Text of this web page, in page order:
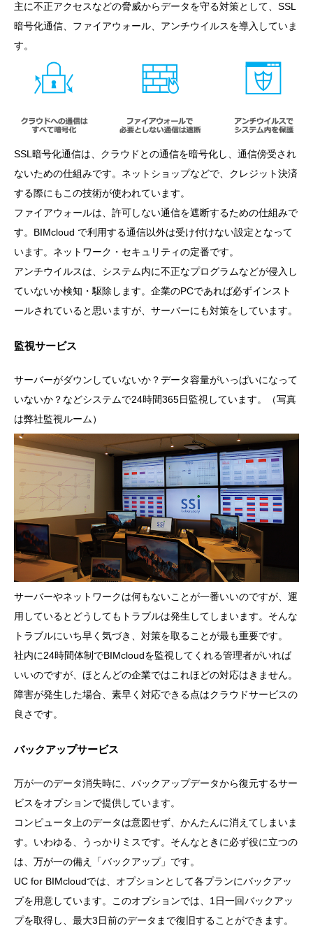
主に不正アクセスなどの脅威からデータを守る対策として、SSL
暗号化通信、ファイアウォール、アンチウイルスを導入していま
す。
SSL暗号化通信は、クラウドとの通信を暗号化し、通信傍受され
ないための仕組みです。ネットショップなどで、クレジット決済
する際にもこの技術が使われています。
ファイアウォールは、許可しない通信を遮断するための仕組みで
す。BIMcloud で利用する通信以外は受け付けない設定となって
います。ネットワーク・セキュリティの定番です。
アンチウイルスは、システム内に不正なプログラムなどが侵入し
ていないか検知・駆除します。企業のPCであれば必ずインスト
ールされていると思いますが、サーバーにも対策をしています。
監視サービス
サーバーがダウンしていないか？データ容量がいっぱいになって
いないか？などシステムで24時間365日監視しています。（写真
は弊社監視ルーム）
サーバーやネットワークは何もないことが一番いいのですが、運
用しているとどうしてもトラブルは発生してしまいます。そんな
トラブルにいち早く気づき、対策を取ることが最も重要です。
社内に24時間体制でBIMcloudを監視してくれる管理者がいれば
いいのですが、ほとんどの企業ではこれほどの対応はきません。
障害が発生した場合、素早く対応できる点はクラウドサービスの
良さです。
バックアップサービス
万が一のデータ消失時に、バックアップデータから復元するサー
ビスをオプションで提供しています。
コンピュータ上のデータは意図せず、かんたんに消えてしまいま
す。いわゆる、うっかりミスです。そんなときに必ず役に立つの
は、万が一の備え「バックアップ」です。
UC for BIMcloudでは、オプションとして各プランにバックアッ
プを用意しています。このオプションでは、1日一回バックアッ
プを取得し、最大3日前のデータまで復旧することができます。